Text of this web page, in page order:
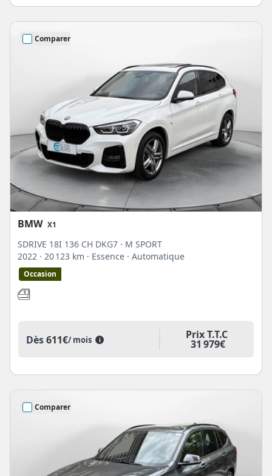
Comparer
BMW X1
SDRIVE 18I 136 CH DKG7 · M SPORT
2022 · 20 123 km · Essence · Automatique
Occasion
Dès611€/ mois i Prix T.T.C
31 979€
Comparer